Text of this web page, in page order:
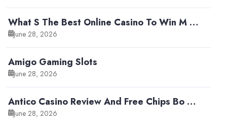
What S The Best Online Casino To Win M …
June 28, 2026
Amigo Gaming Slots
June 28, 2026
Antico Casino Review And Free Chips Bo …
June 28, 2026